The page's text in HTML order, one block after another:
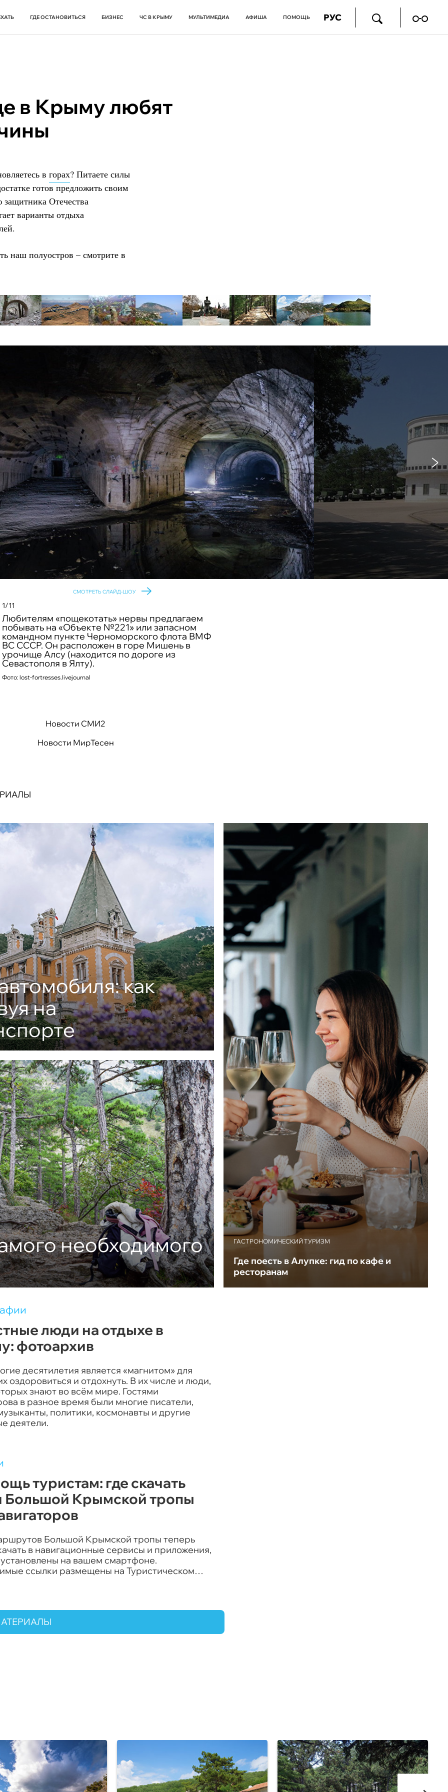
ГДЕ ОСТАНОВИТЬСЯ БИЗНЕС ЧС В КРЫМУ МУЛЬТИМЕДИА АФИША ПОМОЩЬ РУС
в Крыму любят
в горах? Питаете силы
готов предложить своим
Отечества
варианты отдыха
наш полуостров – смотрите в
СМОТРЕТЬ СЛАЙД-ШОУ
1/11
Любителям «пощекотать» нервы предлагаем
побывать на «Объекте №221» или запасном
командном пункте Черноморского флота ВМФ
ВС СССР. Он расположен в горе Мишень в
урочище Алсу (находится по дороге из
Севастополя в Ялту).
Фото: lost-fortresses.livejournal
©
©
Новости СМИ2
Новости МирТесен
как
на
ГАСТРОНОМИЧЕСКИЙ ТУРИЗМ
Где поесть в Алупке: гид по кафе и
ресторанам
необходимого
люди на отдыхе в
фотоархив
десятилетия является «магнитом» для
оздоровиться и отдохнуть. В их числе и люди,
знают во всём мире. Гостями
в разное время были многие писатели,
политики, космонавты и другие
деятели.
туристам: где скачать
Большой Крымской тропы
Большой Крымской тропы теперь
в навигационные сервисы и приложения,
на вашем смартфоне.
ссылки размещены на Туристическом